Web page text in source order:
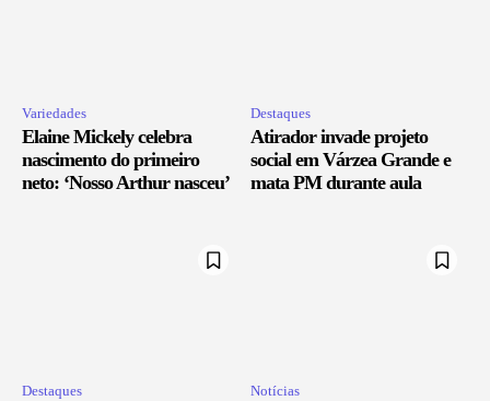
Variedades
Elaine Mickely celebra
nascimento do primeiro
neto: ‘Nosso Arthur nasceu’
Destaques
Atirador invade projeto
social em Várzea Grande e
mata PM durante aula
Destaques Notícias